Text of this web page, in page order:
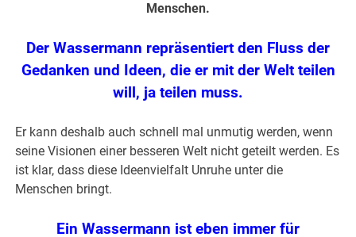
Menschen.
Der Wassermann repräsentiert den Fluss der
Gedanken und Ideen, die er mit der Welt teilen
will, ja teilen muss.
Er kann deshalb auch schnell mal unmutig werden, wenn
seine Visionen einer besseren Welt nicht geteilt werden. Es
ist klar, dass diese Ideenvielfalt Unruhe unter die
Menschen bringt.
Ein Wassermann ist eben immer für